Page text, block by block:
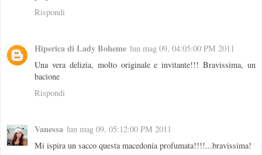
Rispondi
Hiperica di Lady Boheme lun mag 09, 04:05:00 PM 2011
Una vera delizia, molto originale e invitante!!! Bravissima, un
bacione
Rispondi
Vanessa lun mag 09, 05:12:00 PM 2011
Mi ispira un sacco questa macedonia profumata!!!!...bravissima!